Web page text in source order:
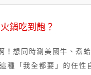
鍋吃到飽？
！想同時涮美國牛、煮
種「我全都要」的任